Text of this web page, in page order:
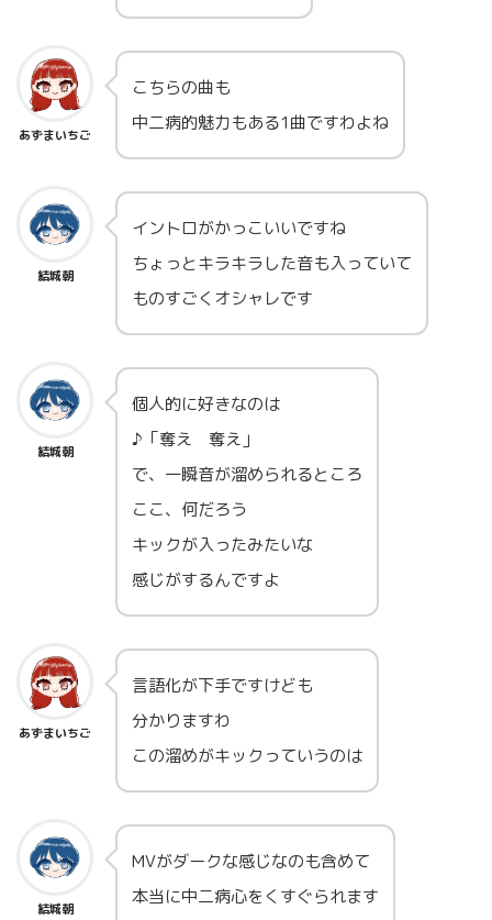
あずまいちご
こちらの曲も
中二病的魅力もある1曲ですわよね
結城朝
イントロがかっこいいですね
ちょっとキラキラした音も入っていて
ものすごくオシャレです
結城朝
個人的に好きなのは
♪「奪え 奪え」
で、一瞬音が溜められるところ
ここ、何だろう
キックが入ったみたいな
感じがするんですよ
あずまいちご
言語化が下手ですけども
分かりますわ
この溜めがキックっていうのは
結城朝
MVがダークな感じなのも含めて
本当に中二病心をくすぐられます